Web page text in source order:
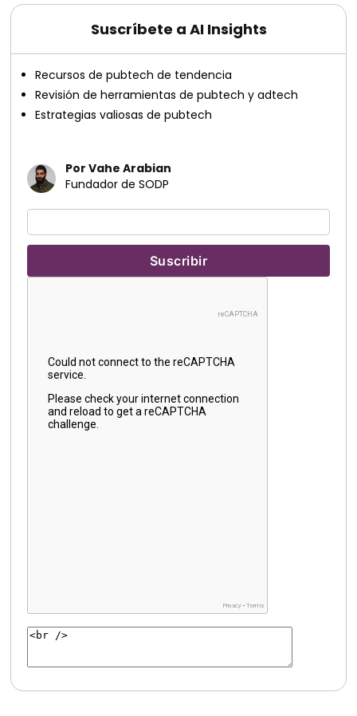
Suscríbete a AI Insights
Recursos de pubtech de tendencia
Revisión de herramientas de pubtech y adtech
Estrategias valiosas de pubtech
Por Vahe Arabian
Fundador de SODP